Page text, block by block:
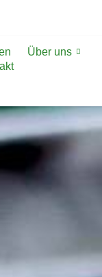
Über uns